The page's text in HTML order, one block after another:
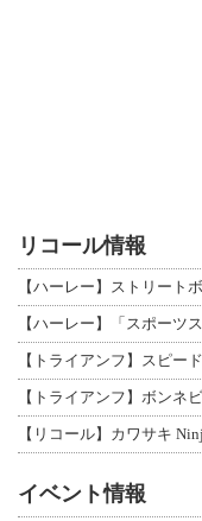
リコール情報
【ハーレー】ストリート
【トライアンフ】スピー
【リコール】カワサキ
イベント情報